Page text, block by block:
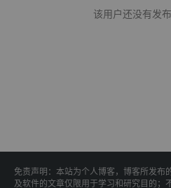
该用户还没有发布
免责声明：本站为个人博客，博客所发布
及软件的文章仅限用于学习和研究目的；